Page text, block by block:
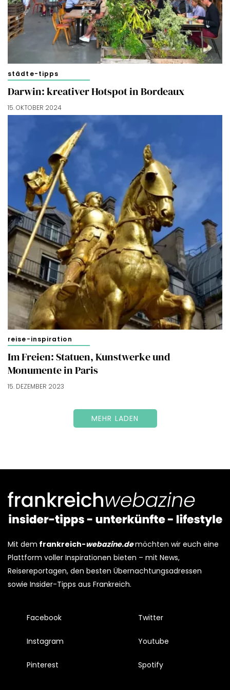
doorgaan’ dan ga je akkoord met het gebruik van alle
cookies zoals omschreven in onzeCookieverklaring.
städte-tipps
Darwin: kreativer Hotspot in Bordeaux
15. OKTOBER 2024
reise-inspiration
Im Freien: Statuen, Kunstwerke und
Monumente in Paris
15. DEZEMBER 2023
MEHR LADEN
Mit dem frankreich-webazine.demöchten wir euch eine
Plattform voller Inspirationen bieten – mit News,
Reisereportagen, den besten Übernachtungsadressen
sowie Insider-Tipps aus Frankreich.
Facebook
Instagram
Pinterest
Twitter
Youtube
Spotify